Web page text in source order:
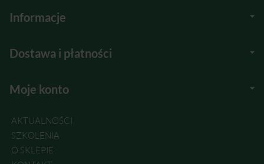
Informacje
Dostawa i płatności
Moje konto
AKTUALNOŚCI
SZKOLENIA
O SKLEPIE